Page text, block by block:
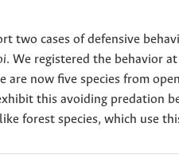
two cases of defensive
. We registered the behavior
are now five species from
this avoiding predation
forest species, which use